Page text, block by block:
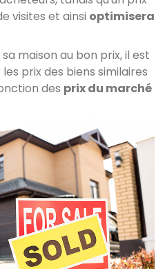
visites et ainsi optimisera
maison au bon prix, il est
prix des biens similaires
des prix du marché